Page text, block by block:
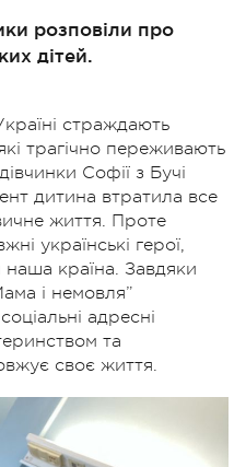
розповіли про
дітей.
страждають
трагічно переживають
Софії з Бучі
дитина втратила все
життя. Проте
українські герої,
наша країна. Завдяки
і немовля”
адресні
та
своє життя.